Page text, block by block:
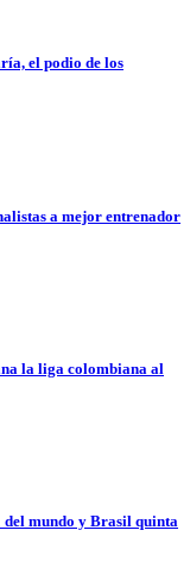
el podio de los
a mejor entrenador
la liga colombiana al
del mundo y Brasil quinta